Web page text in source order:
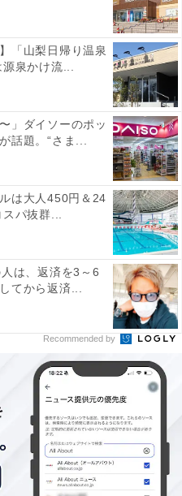
校高学年と遅かったことも
うです。
？ 気になる読書歴
きたのでしょうか。Aく
た。
「山梨日帰り温泉
泉かけ流...
」ダイソーのポッ
話題。“さま...
は大人450円＆24
パ抜群...
は、返済を3～6
てから返済...
Recommended by